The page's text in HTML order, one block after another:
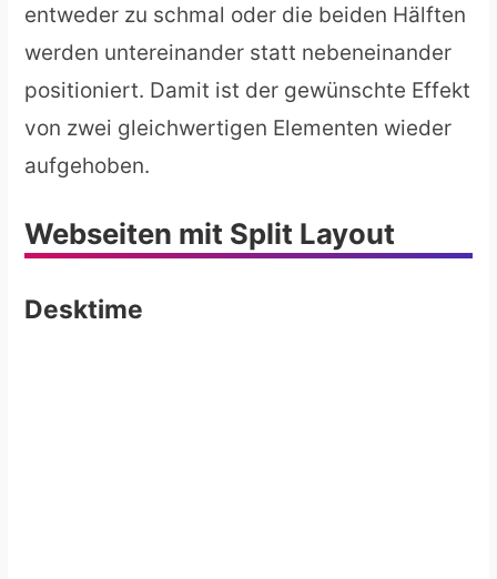
entweder zu schmal oder die beiden Hälften
werden untereinander statt nebeneinander
positioniert. Damit ist der gewünschte Effekt
von zwei gleichwertigen Elementen wieder
aufgehoben.
Webseiten mit Split Layout
Desktime